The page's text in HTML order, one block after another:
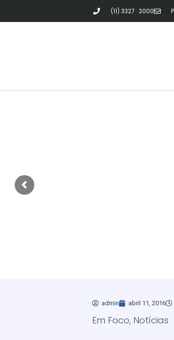
(11) 3327 · 2000
admin abril 11, 2016
Em Foco, Notícias